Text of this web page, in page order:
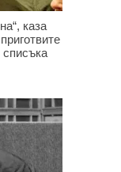
каза
списъка